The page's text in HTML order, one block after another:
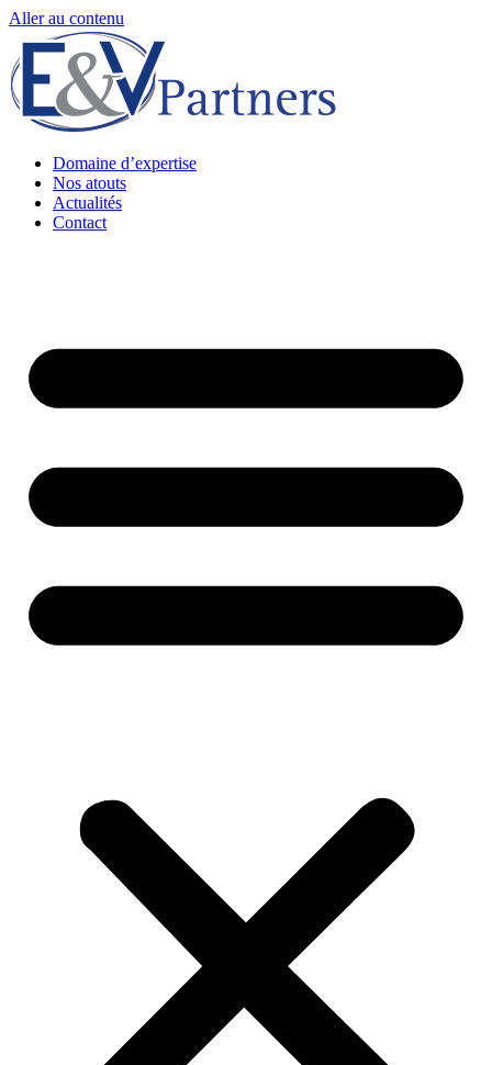
Aller au contenu
Domaine d’expertise
Nos atouts
Actualités
Contact